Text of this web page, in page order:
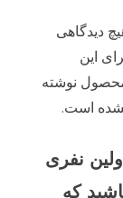
دیدگاهی
این
نوشته
است.
اولین نفری
که